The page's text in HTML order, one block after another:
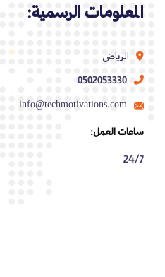
المعلومات الرسمية:
الرياض
0502053330
info@techmotivations.com
ساعات العمل:
24/7